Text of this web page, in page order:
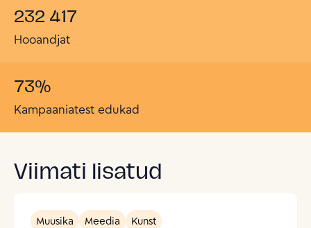
232 417
Hooandjat
73%
Kampaaniatest edukad
Viimati lisatud
Muusika Meedia
Kunst